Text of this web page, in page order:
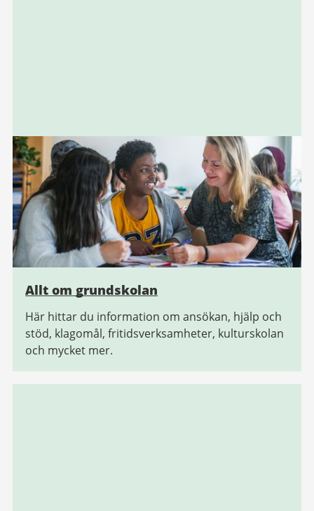
Allt om grundskolan
Här hittar du information om ansökan, hjälp och
stöd, klagomål, fritidsverksamheter, kulturskolan
och mycket mer.